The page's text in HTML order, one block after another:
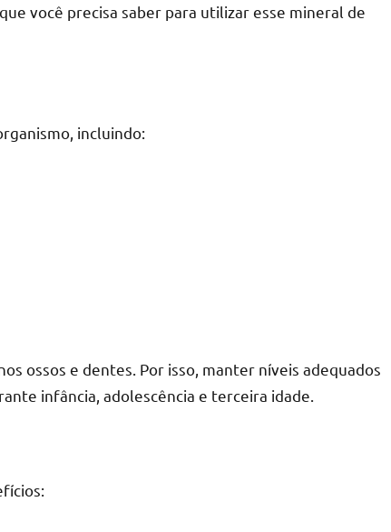
você precisa saber para utilizar esse mineral de
incluindo:
ossos e dentes. Por isso, manter níveis adequados
infância, adolescência e terceira idade.